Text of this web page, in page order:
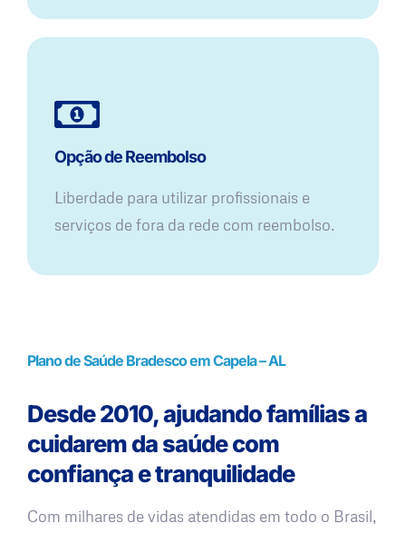
Opção de Reembolso
Liberdade para utilizar profissionais e
serviços de fora da rede com reembolso.
Plano de Saúde Bradesco em Capela – AL
Desde 2010, ajudando famílias a
cuidarem da saúde com
confiança e tranquilidade
Com milhares de vidas atendidas em todo o Brasil,